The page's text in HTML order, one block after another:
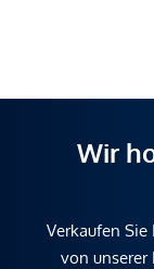
Wir
Verkaufen
von unserer